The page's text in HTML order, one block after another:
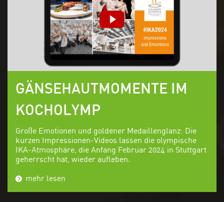
GÄNSEHAUTMOMENTE IM
KOCHOLYMP
Große Emotionen und goldener Medaillenglanz: Die
kurzen Impressionen-Videos lassen die olympische
IKA-Atmosphäre, die Anfang Februar 2024 in Stuttgart
geherrscht hat, wieder aufleben.
mehr lesen